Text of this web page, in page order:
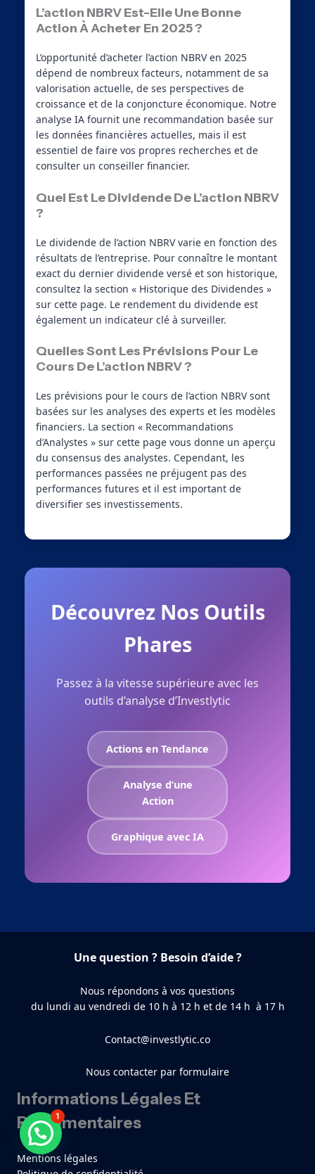
L’action NBRV Est-Elle Une Bonne
Action À Acheter En 2025 ?
L’opportunité d’acheter l’action NBRV en 2025
dépend de nombreux facteurs, notamment de sa
valorisation actuelle, de ses perspectives de
croissance et de la conjoncture économique. Notre
analyse IA fournit une recommandation basée sur
les données financières actuelles, mais il est
essentiel de faire vos propres recherches et de
consulter un conseiller financier.
Quel Est Le Dividende De L’action NBRV
?
Le dividende de l’action NBRV varie en fonction des
résultats de l’entreprise. Pour connaître le montant
exact du dernier dividende versé et son historique,
consultez la section « Historique des Dividendes »
sur cette page. Le rendement du dividende est
également un indicateur clé à surveiller.
Quelles Sont Les Prévisions Pour Le
Cours De L’action NBRV ?
Les prévisions pour le cours de l’action NBRV sont
basées sur les analyses des experts et les modèles
financiers. La section « Recommandations
d’Analystes » sur cette page vous donne un aperçu
du consensus des analystes. Cependant, les
performances passées ne préjugent pas des
performances futures et il est important de
diversifier ses investissements.
Découvrez Nos Outils
Phares
Passez à la vitesse supérieure avec les
outils d’analyse d’Investlytic
Actions en Tendance
Analyse d’une
Action
Graphique avec IA
Une question ? Besoin d’aide ?
Nous répondons à vos questions
du lundi au vendredi de 10 h à 12 h et de 14 h à 17 h
Contact@investlytic.co
Nous contacter par formulaire
Informations Légales Et
Réglementaires
Mentions légales
Besoin d'aide ?
1